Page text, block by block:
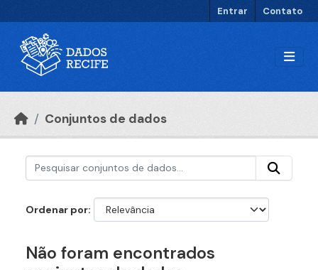
Entrar Contato
Conjuntos de dados
Ordenar por
Não foram encontrados